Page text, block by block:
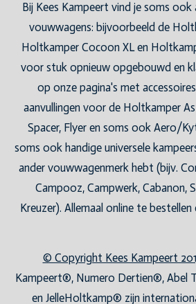
Bij Kees Kampeert vind je soms
vouwwagens: bijvoorbeeld de
Holtkamper Cocoon XL en
voor stuk opnieuw opgebouwd en
op onze pagina's met
aanvullingen voor de Holtkamper
Spacer, Flyer en soms ook Aero/
soms ook handige universele
ander vouwwagenmerk hebt (bijv.
Campooz, Campwerk, Cabanon,
Kreuzer). Allemaal online te bestellen
© Copyright Kees Kampeert
Kampeert®, Numero Dertien®, Abel
en JelleHoltkamp® zijn